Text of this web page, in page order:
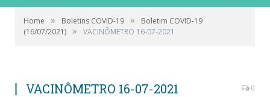
Home » Boletins COVID-19 »
Boletim COVID-19
(16/07/2021) » VACINÔMETRO 16-07-2021
VACINÔMETRO 16-07-2021 0